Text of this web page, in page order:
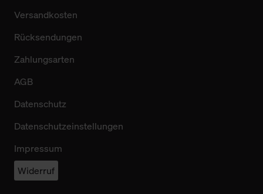
Versandkosten
Rücksendungen
Zahlungsarten
AGB
Datenschutz
Datenschutzeinstellungen
Impressum
Widerruf